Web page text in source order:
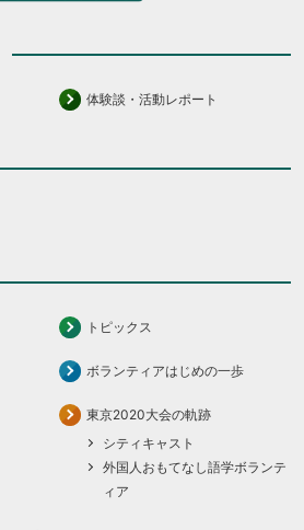
体験談・活動レポート
トピックス
ボランティアはじめの一歩
東京2020大会の軌跡
シティキャスト
外国人おもてなし語学ボランテ
ィア